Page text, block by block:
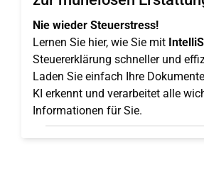
Nie wieder Steuerstress!
Lernen Sie hier, wie Sie mit
Steuererklärung schneller und
Laden Sie einfach Ihre
KI erkennt und verarbeitet alle
Informationen für Sie.